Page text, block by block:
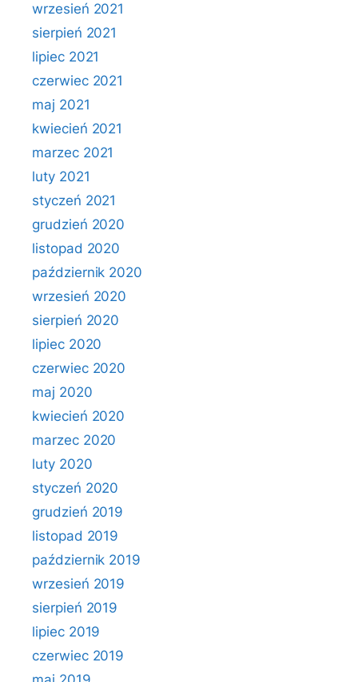
wrzesień 2021
sierpień 2021
lipiec 2021
czerwiec 2021
maj 2021
kwiecień 2021
marzec 2021
luty 2021
styczeń 2021
grudzień 2020
listopad 2020
październik 2020
wrzesień 2020
sierpień 2020
lipiec 2020
czerwiec 2020
maj 2020
kwiecień 2020
marzec 2020
luty 2020
styczeń 2020
grudzień 2019
listopad 2019
październik 2019
wrzesień 2019
sierpień 2019
lipiec 2019
czerwiec 2019